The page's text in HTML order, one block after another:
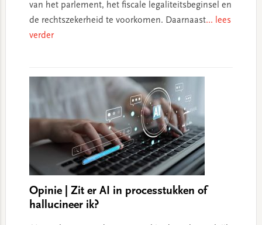
van het parlement, het fiscale legaliteitsbeginsel en
de rechtszekerheid te voorkomen. Daarnaast... lees
verder
Opinie | Zit er AI in processtukken of
hallucineer ik?